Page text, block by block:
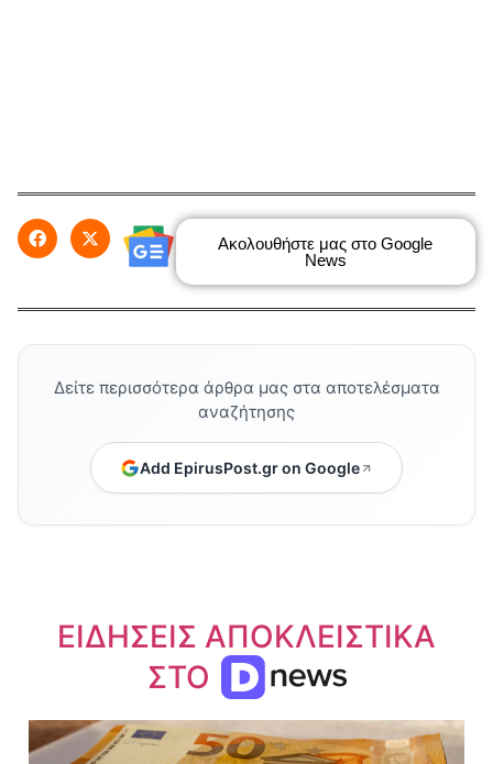
Ακολουθήστε μας στο Google
News
Δείτε περισσότερα άρθρα μας στα αποτελέσματα
αναζήτησης
Add EpirusPost.gr on Google
ΕΙΔΗΣΕΙΣ ΑΠΟΚΛΕΙΣΤΙΚΑ
ΣΤΟ